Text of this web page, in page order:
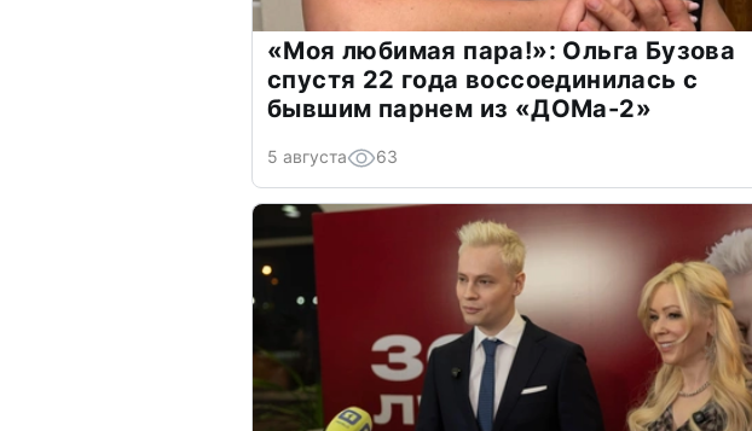
«Моя любимая пара!»: Ольга Бузова
спустя 22 года воссоединилась с
бывшим парнем из «ДОМа-2»
5 августа 63